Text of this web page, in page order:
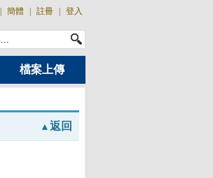
簡體 註冊 登入
檔案上傳
▲返回